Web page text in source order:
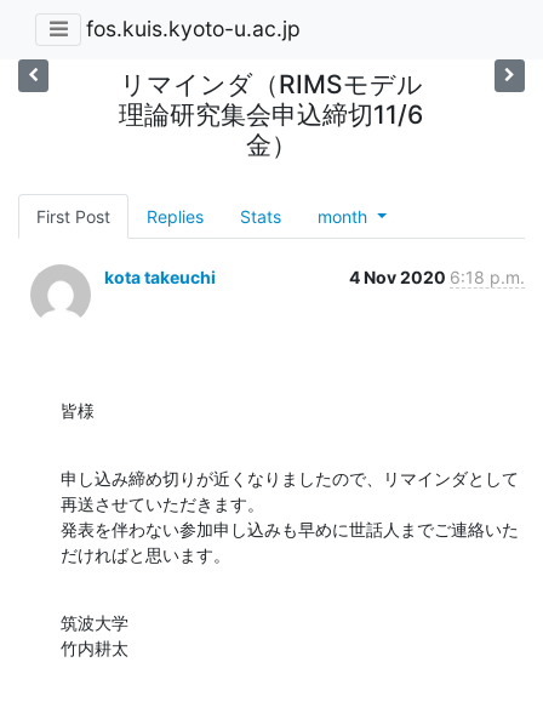
fos.kuis.kyoto-u.ac.jp
リマインダ（RIMSモデル
理論研究集会申込締切11/6
金）
First Post Replies Stats month
kota takeuchi 4 Nov 2020 6:18 p.m.
皆様
申し込み締め切りが近くなりましたので、リマインダとして
再送させていただきます。
発表を伴わない参加申し込みも早めに世話人までご連絡いた
だければと思います。
筑波大学
竹内耕太